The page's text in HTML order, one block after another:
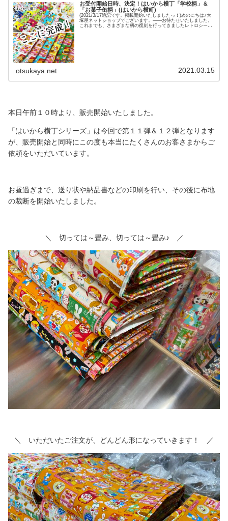
お受付開始日時、決定！はいから横丁「学校柄」＆
「お菓子缶柄」(はいから横町)
(2021/3/17追記です。掲載開始いたしましたっ！)ぬのにちは♪大
塚屋ネットショップでございます。――お待たせいたしました。
これまでも、さまざまな柄の復刻を行ってきましたレトロシーチ
otsukaya.net 2021.03.15
本日午前１０時より、販売開始いたしました。
「はいから横丁シリーズ」は今回で第１１弾＆１２弾となります
が、販売開始と同時にこの度も本当にたくさんのお客さまからご
依頼をいただいています。
お昼過ぎまで、送り状や納品書などの印刷を行い、その後に布地
の裁断を開始いたしました。
＼ 切っては～畳み、切っては～畳み♪ ／
＼ いただいたご注文が、どんどん形になっていきます！ ／